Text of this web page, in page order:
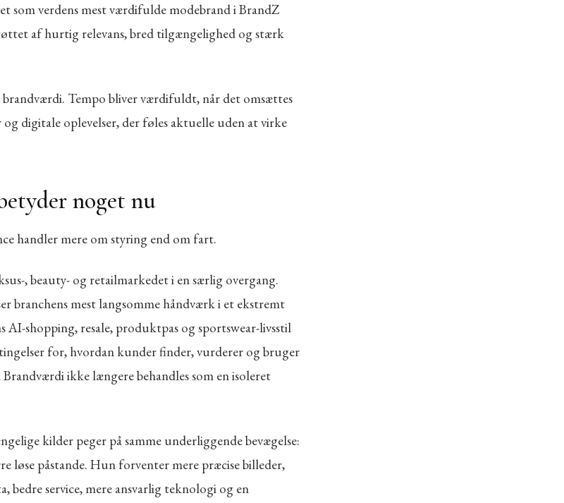
som verdens mest værdifulde modebrand i BrandZ
af hurtig relevans, bred tilgængelighed og stærk
brandværdi. Tempo bliver værdifuldt, når det omsættes
digitale oplevelser, der føles aktuelle uden at virke
noget nu
handler mere om styring end om fart.
, beauty- og retailmarkedet i en særlig overgang.
branchens mest langsomme håndværk i et ekstremt
shopping, resale, produktpas og sportswear-livsstil
for, hvordan kunder finder, vurderer og bruger
ikke længere behandles som en isoleret
kilder peger på samme underliggende bevægelse:
løse påstande. Hun forventer mere præcise billeder,
bedre service, mere ansvarlig teknologi og en